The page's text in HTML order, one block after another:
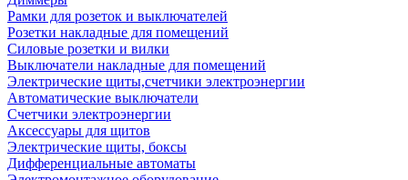
Рамки для розеток и выключателей
Розетки накладные для помещений
Силовые розетки и вилки
Выключатели накладные для помещений
Электрические щиты,счетчики электроэнергии
Автоматические выключатели
Счетчики электроэнергии
Аксессуары для щитов
Электрические щиты, боксы
Дифференциальные автоматы